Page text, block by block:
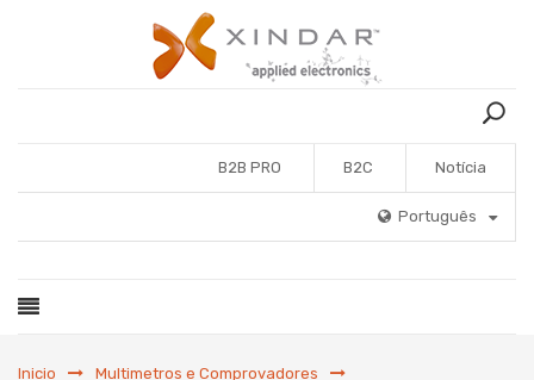
B2B PRO B2C Notícia
Português
Inicio
Multimetros e Comprovadores